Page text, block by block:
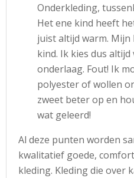
Onderkleding,
Het ene kind heeft
juist altijd warm. Mijn
kind. Ik kies dus
onderlaag. Fout! Ik
polyester of wollen
zweet beter op en
wat geleerd!
Al deze punten worden
kwalitatief goede,
kleding. Kleding die over